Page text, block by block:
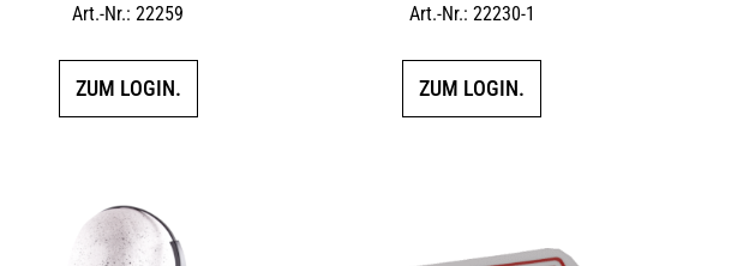
Art.-Nr.: 22259
ZUM LOGIN.
Art.-Nr.: 22230-1
ZUM LOGIN.